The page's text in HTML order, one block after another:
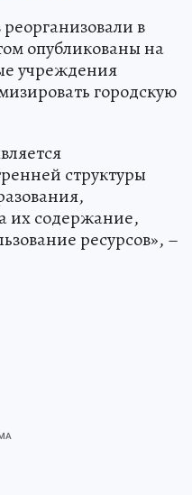
в
опубликованы на
учреждения
городскую
структуры
их содержание,
ресурсов», –